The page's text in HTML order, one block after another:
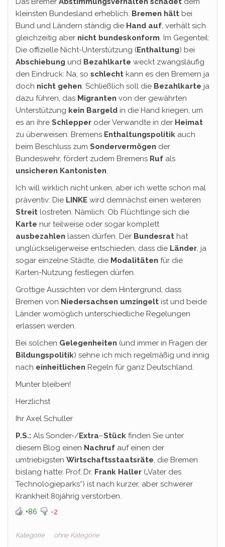
kleinsten Bundesland erheblich. Bremen hält bei
Bund und Ländern ständig die Hand auf, verhält sich
gleichzeitig aber nicht bundeskonform. Im Gegenteil:
Die offizielle Nicht-Unterstützung (Enthaltung) bei
Abschiebung und Bezahlkarte weckt zwangsläufig
den Eindruck: Na, so schlecht kann es den Bremern ja
doch nicht gehen. Schließlich soll die Bezahlkarte ja
dazu führen, das Migranten von der gewährten
Unterstützung kein Bargeld in die Hand kriegen, um
es an ihre Schlepper oder Verwandte in der Heimat
zu überweisen. Bremens Enthaltungspolitik auch
beim Beschluss zum Sondervermögen der
Bundeswehr, fördert zudem Bremens Ruf als
unsicheren Kantonisten.
Ich will wirklich nicht unken, aber ich wette schon mal
präventiv: Die LINKE wird demnächst einen weiteren
Streit lostreten. Nämlich: Ob Flüchtlinge sich die
Karte nur teilweise oder sogar komplett
ausbezahlen lassen dürfen. Der Bundesrat hat
unglückseligerweise entschieden, dass die Länder, ja
sogar einzelne Städte, die Modalitäten für die
Karten-Nutzung festlegen dürfen.
Grottige Aussichten vor dem Hintergrund, dass
Bremen von Niedersachsen umzingelt ist und beide
Länder womöglich unterschiedliche Regelungen
erlassen werden.
Bei solchen Gelegenheiten (und immer in Fragen der
Bildungspolitik) sehne ich mich regelmäßig und innig
nach einheitlichen Regeln für ganz Deutschland.
Munter bleiben!
Herzlichst
Ihr Axel Schuller
P.S.: Als Sonder-/Extra–Stück finden Sie unter
diesem Blog einen Nachruf auf einen der
umtriebigsten Wirtschaftsstaatsräte, die Bremen
bislang hatte: Prof. Dr. Frank Haller („Vater des
Technologieparks“) ist nach kurzer, aber schwerer
Krankheit 80jährig verstorben.
+86 -2
Kategorie ohne Kategorie